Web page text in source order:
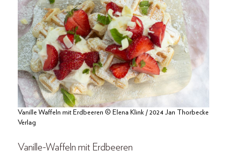
Vanille Waffeln mit Erdbeeren © Elena Klink / 2024 Jan Thorbecke
Verlag
Vanille-Waffeln mit Erdbeeren